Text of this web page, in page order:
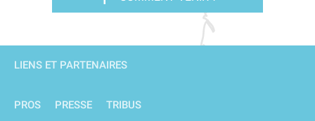
LIENS ET PARTENAIRES
PROS PRESSE TRIBUS